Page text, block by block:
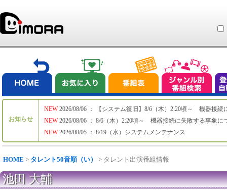
お知らせ
NEW
NEW
NEW
2026/08/06 ： 【システム復旧】8/6（木）2:20頃～ 機器接続
2026/08/06 ： 8/6（木）2:20頃～ 機器接続に失敗する事象に
2026/08/05 ： 8/19（水）システムメンテナンス
HOME > タレント50音順（い） > タレント出演番組情報
池田 大輔